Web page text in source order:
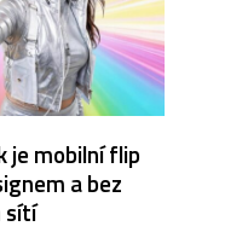
je mobilní flip
a bez
sítí